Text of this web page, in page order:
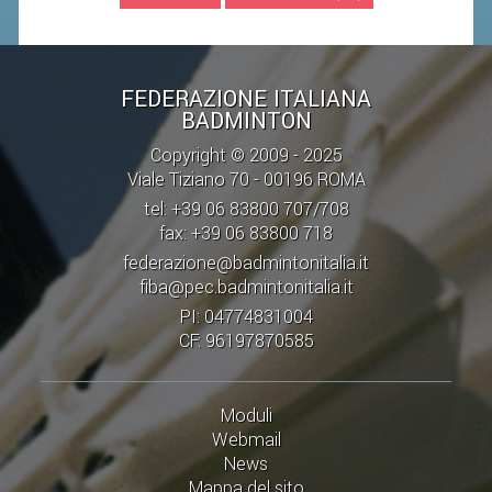
FEDERAZIONE ITALIANA
BADMINTON
Copyright © 2009 - 2025
Viale Tiziano 70 - 00196 ROMA
tel: +39 06 83800 707/708
fax: +39 06 83800 718
federazione@badmintonitalia.it
fiba@pec.badmintonitalia.it
PI: 04774831004
CF: 96197870585
Moduli
Webmail
News
STAFF TECNICO
CTF – PALABADMINTON
ATLETI D'INTERESSE NAZIONALE
SCHEDE ATLETI
VOLA CON NOI
CENTRI TECNICI TERRITORIALI
COMMISSIONE ATLETI
TESSERAMENTO
AFFILIAZIONE E TESSERAMENTO
QUOTE E TASSE
CONVENZIONI